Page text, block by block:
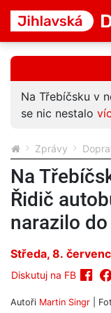
Na Třebíčsku v
se nic nestalo
Zprávy
Na
Řidič
narazilo
Středa, 8.
Diskutuj na FB
Autoři Martin Singr |